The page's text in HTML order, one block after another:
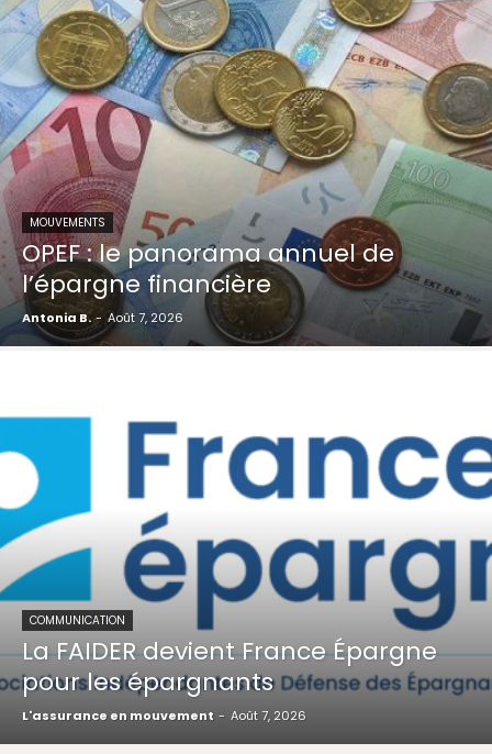
MOUVEMENTS
OPEF : le panorama annuel de
l’épargne financière
Antonia B. - Août 7, 2026
COMMUNICATION
La FAIDER devient France Épargne
pour les épargnants
L'assurance en mouvement - Août 7, 2026